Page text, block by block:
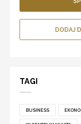
DODAJ
TAGI
BUSINESS